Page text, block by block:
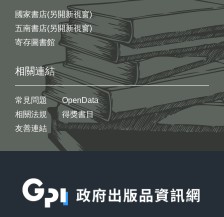
國家書店(另開新視窗)
五南書店(另開新視窗)
寄存圖書館
相關連結
常見問題
相關法規
友善連結
OpenData
得獎書目